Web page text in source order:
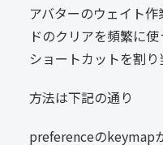
アバターのウェイト
ドのクリアを頻繁に
ショートカットを割り
方法は下記の通り
preferenceのkeymap